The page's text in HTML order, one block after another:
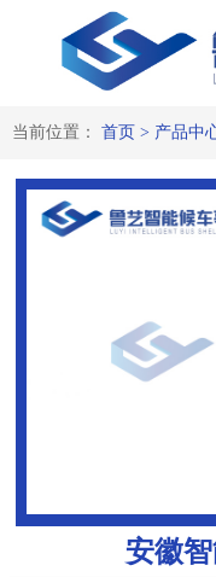
当前位置： 首页 > 产品中
安徽